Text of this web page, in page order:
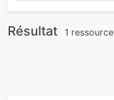
Résultat 1 ressource